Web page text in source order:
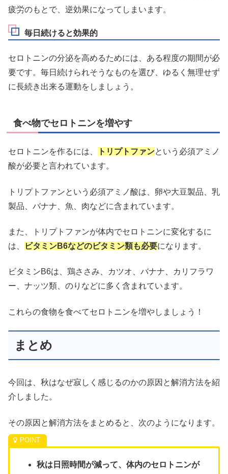
疲労のもとで、逆効果になってしまいます。
毎日続けると効果的
セロトニンの分泌を高めるためには、ある程度の期間が必
要です。毎日続けられそうなものを選び、ゆるく無理せず
に長続き出来る運動をしましょう。
食べ物でセロトニンを増やす
セロトニンを作るには、 トリプトファンという必須アミノ
酸が必要と言われています。
トリプトファンという必須アミノ酸は、卵や大豆製品、乳
製品、バナナ、魚、肉などに含まれています。
また、トリプトファンが体内でセロトニンに変化するに
は、
ビタミンB6などのビタミン類も必要になります。
ビタミンB6は、鶏ささみ、カツオ、バナナ、カリフラワ
ー、ナッツ類、のりなどに多く含まれています。
これらの食物を食べてセロトニンを増やしましょう！
まとめ
今回は、秋はなぜ寂しく感じるのかの原因と解消方法を紹
介しました。
その原因と解消方法をまとめると、次のようになります。
秋は日照時間が減って、体内のセロトニンが